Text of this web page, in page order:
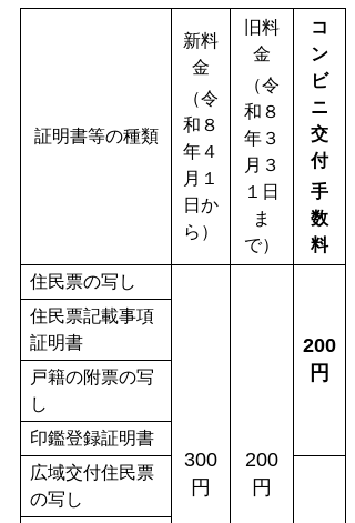
証明書等の種類
新料
金
（令
和８
年４
月１
日 か
ら）
旧料
金
（令
和８
年３
月３
１日
ま
で）
コ
ン
ビ
ニ
交
付
手
数
料
住民票の写し
300
円
200
円
200
円
住民票記載事項
証明書
戸籍の附票の写
し
印鑑登録証明書
広域交付住民票
の写し